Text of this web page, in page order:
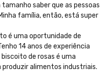
saber que as pessoas
família, então, está super
é uma oportunidade de
14 anos de experiência
de rosas é uma
alimentos industriais.